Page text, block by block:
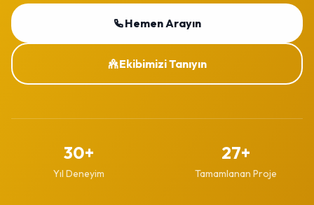
Hemen Arayın
Ekibimizi Tanıyın
30+
Yıl Deneyim
27+
Tamamlanan Proje